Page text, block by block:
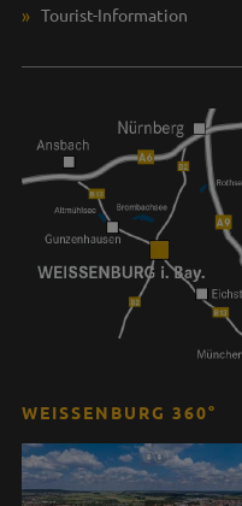
Tourist-Information
WEISSENBURG 360°